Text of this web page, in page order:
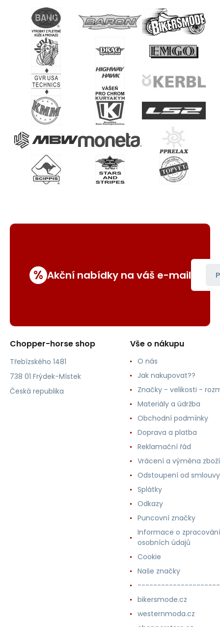
% Akční nabídky na váš e-mail
Chopper-horse shop
Třebízského 1481
738 01 Frýdek-Místek
Česká republika
Vše o nákupu
O nás
Jak nakupovat??
Značky - velikosti -
Materiály a údržba
Obchodní podmínky
Doprava a platba
Reklamační řád
Vrácení a výměna zboží
Odstoupení od smlouvy
Splátky
Odkazy
Puncovní značky
Informace o zpracování
osobních údajů
Cookie
Naše značky
bikersmode.cz
westernmoda.cz